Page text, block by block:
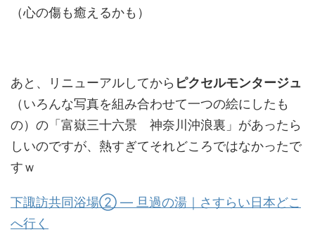
（心の傷も癒えるかも）
あと、リニューアルしてから ピクセルモンタージュ
（いろんな写真を組み合わせて一つの絵にしたも
の）の「富嶽三十六景 神奈川沖浪裏」があったら
しいのですが、熱すぎてそれどころではなかったで
すｗ
下諏訪共同浴場② ― 旦過の湯｜さすらい日本どこ
へ行く